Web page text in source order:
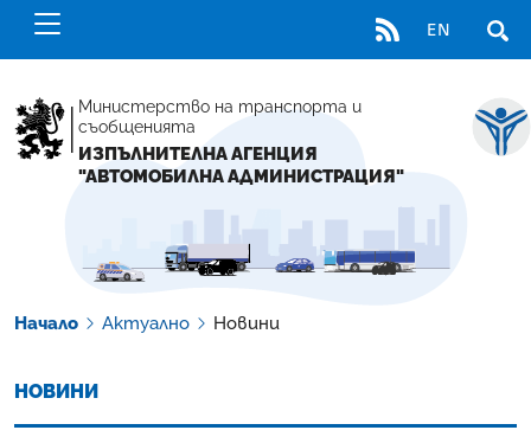
RSS EN
Министерство на транспорта и
съобщенията
ИЗПЪЛНИТЕЛНА АГЕНЦИЯ
"АВТОМОБИЛНА АДМИНИСТРАЦИЯ"
Начало Актуално Новини
НОВИНИ